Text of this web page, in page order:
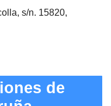
s/n. 15820,
de